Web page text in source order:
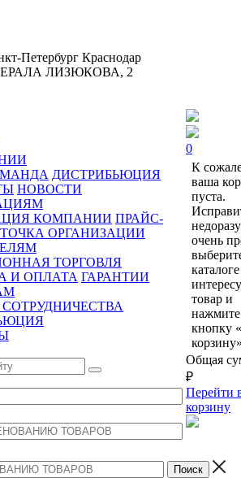
Петербург Краснодар
ЛИЗЮКОВА, 2
ДИСТРИБЬЮЦИЯ
НОВОСТИ
КОМПАНИИ ПРАЙС-
ОРГАНИЗАЦИИ
ТОРГОВЛЯ
И ОПЛАТА ГАРАНТИИ
0
К
ваша
пуста.
очень
каталоге
товар и
нажмите
кнопку
Общая
₽
Перейти
корзину